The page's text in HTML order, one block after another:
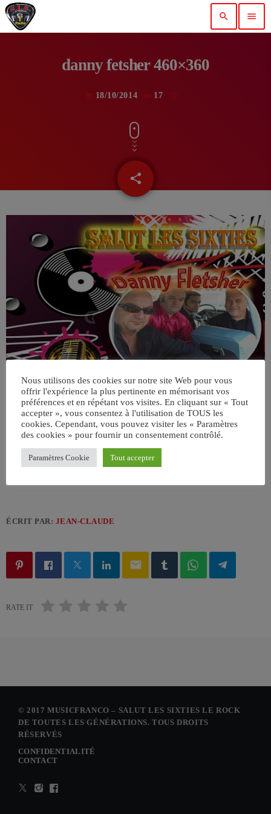
search menu
danny fetsher 460×360
18/10/2014 17
share
email
ÉCRIT PAR: JEAN-CLAUDE
email
RATE IT
© 2017 MUSICFRANCO – SALUT LES SIXTIES LE ROCK
DE TOUTES LES GÉNÉRATIONS. TOUS DROITS
RÉSERVÉS
CONFIDENTIALITÉ
CONTACT
Nous utilisons des cookies sur notre site Web pour vous
offrir l'expérience la plus pertinente en mémorisant vos
préférences et en répétant vos visites. En cliquant sur « Tout
accepter », vous consentez à l'utilisation de TOUS les
cookies. Cependant, vous pouvez visiter les « Paramètres
des cookies » pour fournir un consentement contrôlé.
Paramètres Cookie Tout accepter